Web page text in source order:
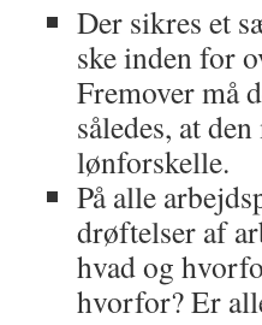
Der sikres et
ske inden for
Fremover må
således, at
lønforskelle.
På alle
drøftelser af
hvad og
hvorfor? Er